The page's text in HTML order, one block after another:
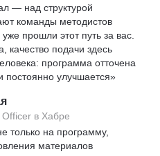
— над структурой
команды методистов
прошли этот путь за вас.
качество подачи здесь
программа отточена
постоянно улучшается»
в Хабре
только на программу,
материалов